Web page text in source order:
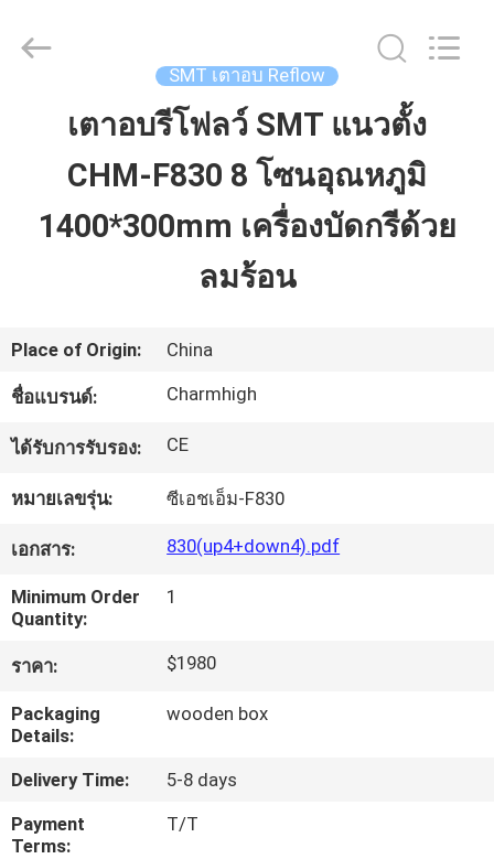
สินค้า
เกี่ยว
ทัวร์
โรงงาน
ควบคุม
คุณภาพ
2026
CHARMHIGH
SMT เตาอบ Reflow
เตาอบรีโฟลว์ SMT แนวตั้ง
CHM-F830 8 โซนอุณหภูมิ
1400*300mm เครื่องบัดกรีด้วย
ลมร้อน
Place of Origin: China
ชื่อแบรนด์: Charmhigh
ได้รับการรับรอง: CE
หมายเลขรุ่น: ซีเอชเอ็ม-F830
เอกสาร: 830(up4+down4).pdf
Minimum Order
Quantity:
1
ราคา: $1980
Packaging
Details:
wooden box
Delivery Time:
5-8 days
Payment
Terms:
T/T